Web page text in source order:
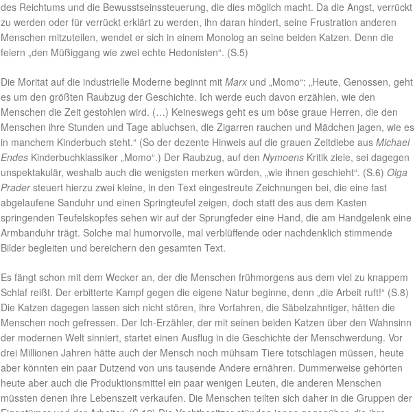
des Reichtums und die Bewusstseinssteuerung, die dies möglich macht. Da die Angst, verrückt
zu werden oder für verrückt erklärt zu werden, ihn daran hindert, seine Frustration anderen
Menschen mitzuteilen, wendet er sich in einem Monolog an seine beiden Katzen. Denn die
feiern „den Müßiggang wie zwei echte Hedonisten“. (S.5)
Die Moritat auf die industrielle Moderne beginnt mit Marx und „Momo“: „Heute, Genossen, geht
es um den größten Raubzug der Geschichte. Ich werde euch davon erzählen, wie den
Menschen die Zeit gestohlen wird. (…) Keineswegs geht es um böse graue Herren, die den
Menschen ihre Stunden und Tage abluchsen, die Zigarren rauchen und Mädchen jagen, wie es
in manchem Kinderbuch steht.“ (So der dezente Hinweis auf die grauen Zeitdiebe aus Michael
Endes Kinderbuchklassiker „Momo“.) Der Raubzug, auf den Nymoens Kritik ziele, sei dagegen
unspektakulär, weshalb auch die wenigsten merken würden, „wie ihnen geschieht“. (S.6) Olga
Pradersteuert hierzu zwei kleine, in den Text eingestreute Zeichnungen bei, die eine fast
abgelaufene Sanduhr und einen Springteufel zeigen, doch statt des aus dem Kasten
springenden Teufelskopfes sehen wir auf der Sprungfeder eine Hand, die am Handgelenk eine
Armbanduhr trägt. Solche mal humorvolle, mal verblüffende oder nachdenklich stimmende
Bilder begleiten und bereichern den gesamten Text.
Es fängt schon mit dem Wecker an, der die Menschen frühmorgens aus dem viel zu knappem
Schlaf reißt. Der erbitterte Kampf gegen die eigene Natur beginne, denn „die Arbeit ruft!“ (S.8)
Die Katzen dagegen lassen sich nicht stören, ihre Vorfahren, die Säbelzahntiger, hätten die
Menschen noch gefressen. Der Ich-Erzähler, der mit seinen beiden Katzen über den Wahnsinn
der modernen Welt sinniert, startet einen Ausflug in die Geschichte der Menschwerdung. Vor
drei Millionen Jahren hätte auch der Mensch noch mühsam Tiere totschlagen müssen, heute
aber könnten ein paar Dutzend von uns tausende Andere ernähren. Dummerweise gehörten
heute aber auch die Produktionsmittel ein paar wenigen Leuten, die anderen Menschen
müssten denen ihre Lebenszeit verkaufen. Die Menschen teilten sich daher in die Gruppen der